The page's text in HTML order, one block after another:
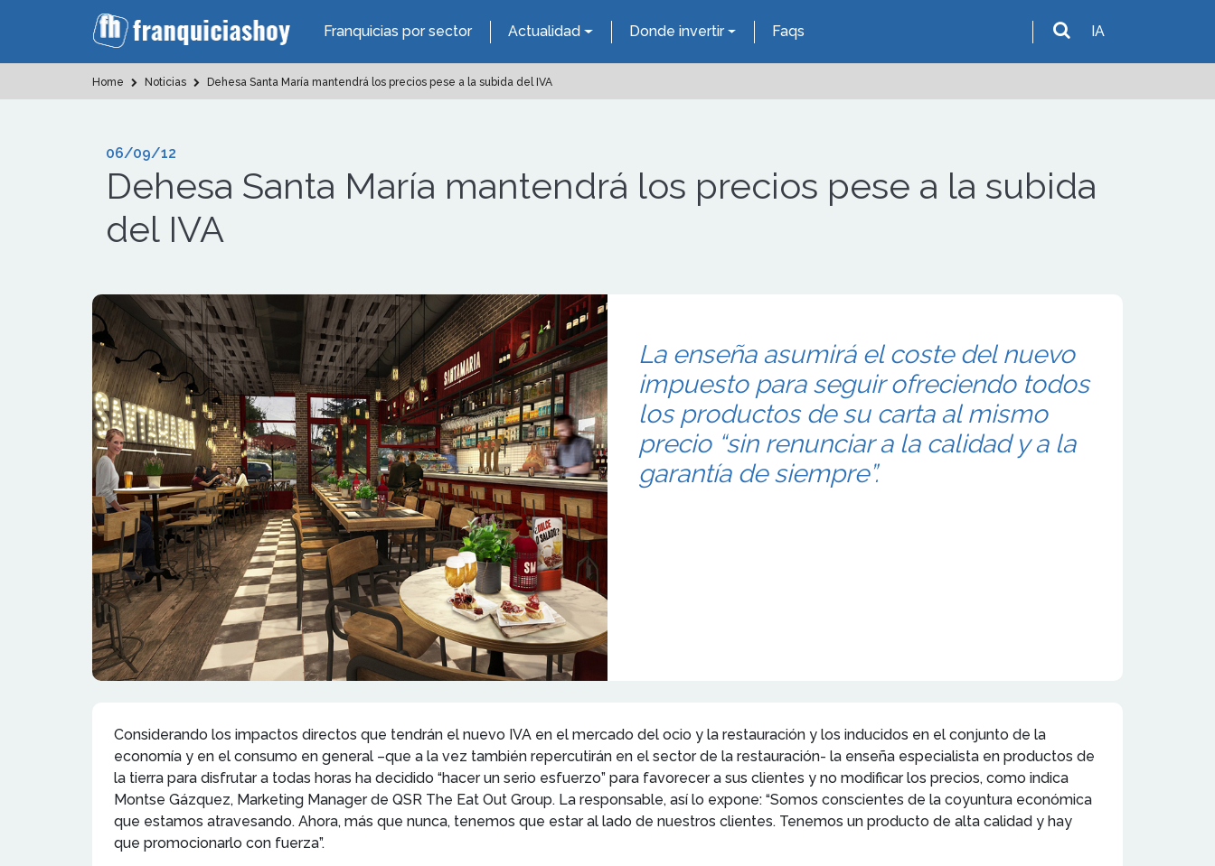
Franquicias por sector Actualidad Donde invertir Faqs IA
Home Noticias Dehesa Santa María mantendrá los precios pese a la subida del IVA
06/09/12
Dehesa Santa María mantendrá los precios pese a la subida
del IVA
La enseña asumirá el coste del nuevo
impuesto para seguir ofreciendo todos
los productos de su carta al mismo
precio “sin renunciar a la calidad y a la
garantía de siempre”.
Considerando los impactos directos que tendrán el nuevo IVA en el mercado del ocio y la restauración y los inducidos en el conjunto de la
economía y en el consumo en general –que a la vez también repercutirán en el sector de la restauración- la enseña especialista en productos de
la tierra para disfrutar a todas horas ha decidido “hacer un serio esfuerzo” para favorecer a sus clientes y no modificar los precios, como indica
Montse Gázquez, Marketing Manager de QSR The Eat Out Group. La responsable, así lo expone: “Somos conscientes de la coyuntura económica
que estamos atravesando. Ahora, más que nunca, tenemos que estar al lado de nuestros clientes. Tenemos un producto de alta calidad y hay
que promocionarlo con fuerza”.